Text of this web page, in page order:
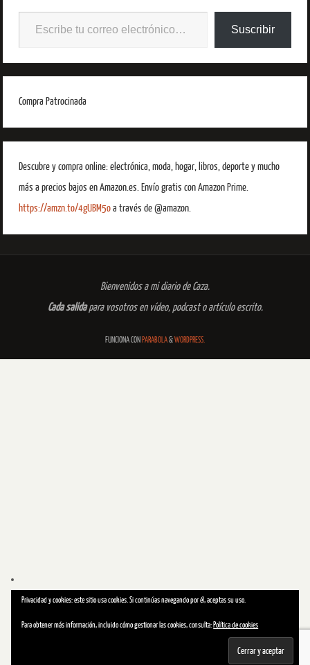
Suscribir
Compra Patrocinada
Descubre y compra online: electrónica, moda, hogar, libros, deporte y mucho
más a precios bajos en Amazon.es. Envío gratis con Amazon Prime.
https://amzn.to/4gUBM5oa través de @amazon.
Bienvenidos a mi diario de Caza.
Cada salidapara vosotros en vídeo, podcast o artículo escrito.
FUNCIONA CON PARABOLA&WORDPRESS.
Privacidad y cookies: este sitio usa cookies. Si continúas navegando por él, aceptas su uso.
Para obtener más información, incluido cómo gestionar las cookies, consulta: Política de cookies